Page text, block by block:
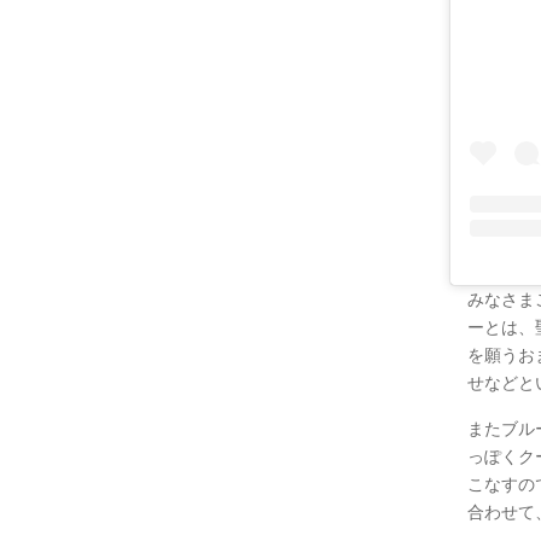
みなさま
ーとは、
を願うお
せなどと
またブ
っぽく
こなす
合わせて